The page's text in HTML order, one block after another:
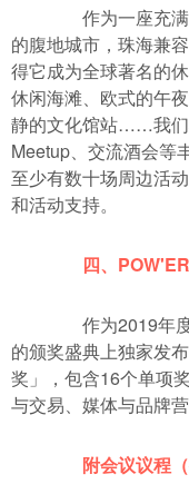
作为一座充满
的腹地城市，珠海兼
得它成为全球著名的
休闲海滩、欧式的午
静的文化馆站……我们
Meetup、交流酒会等
至少有数十场周边活
和活动支持。
四、POW'ER
作为2019年度
的颁奖盛典上独家发
奖」，包含16个单项
与交易、媒体与品牌
附会议议程（